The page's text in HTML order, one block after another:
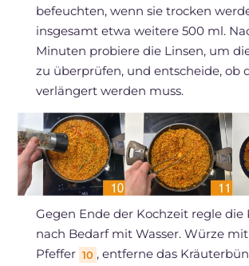
befeuchten, wenn sie trocken
insgesamt etwa weitere 500 ml.
Minuten probiere die Linsen, um
zu überprüfen, und entscheide, ob
verlängert werden muss.
Gegen Ende der Kochzeit regle die
nach Bedarf mit Wasser. Würze
Pfeffer 10 , entferne das